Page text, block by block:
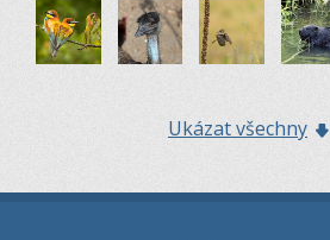
Ukázat všechny